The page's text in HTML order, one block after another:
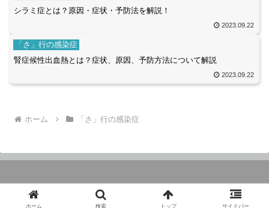
シラミ症とは？原因・症状・予防法を解説！
2023.09.22
「さ」行の感染症
腎症候性出血熱とは？症状、原因、予防方法について解説
2023.09.22
ホーム 「さ」行の感染症
© 2023 感染症と免疫力アップ
ホーム 検索 トップ サイドバー